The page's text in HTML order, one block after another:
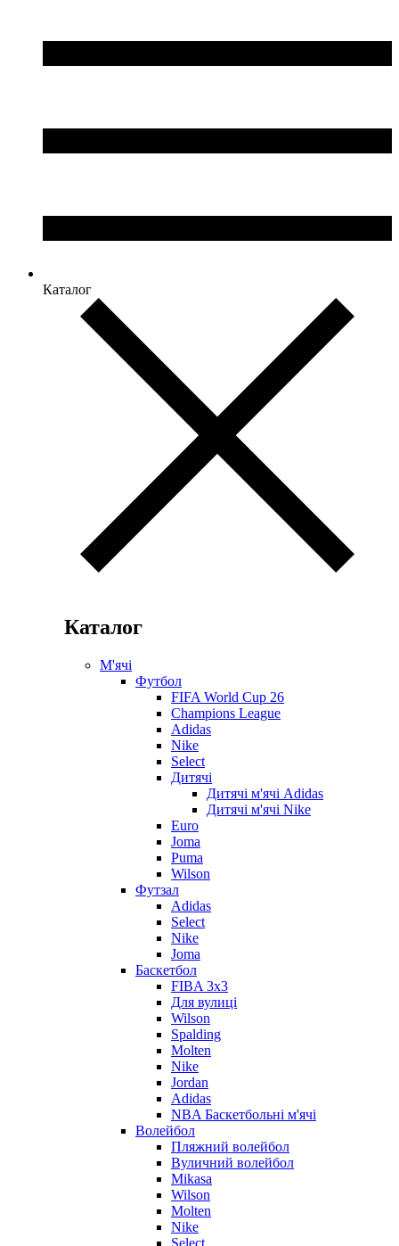
Каталог
Каталог
М'ячі
Футбол
FIFA World Cup 26
Champions League
Adidas
Nike
Select
Дитячі
Дитячі м'ячі Adidas
Дитячі м'ячі Nike
Euro
Joma
Puma
Wilson
Футзал
Adidas
Select
Nike
Joma
Баскетбол
FIBA 3x3
Для вулиці
Wilson
Spalding
Molten
Nike
Jordan
Adidas
NBA Баскетбольні м'ячі
Волейбол
Пляжний волейбол
Вуличний волейбол
Mikasa
Wilson
Molten
Nike
Select